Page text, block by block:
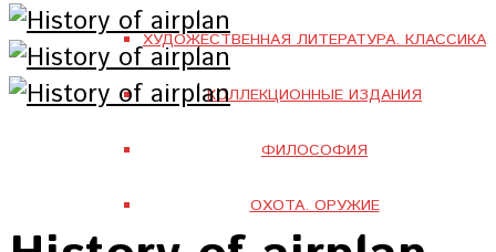
ХУДОЖЕСТВЕННАЯ ЛИТЕРАТУРА. КЛАССИКА
КОЛЛЕКЦИОННЫЕ ИЗДАНИЯ
ФИЛОСОФИЯ
ОХОТА. ОРУЖИЕ